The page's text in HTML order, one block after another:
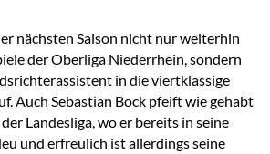
nächsten Saison nicht nur weiterhin
der Oberliga Niederrhein, sondern
in die viertklassige
Auch Sebastian Bock pfeift wie gehabt
Landesliga, wo er bereits in seine
und erfreulich ist allerdings seine